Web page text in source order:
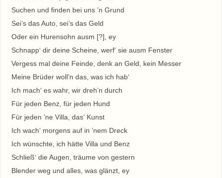
Suchen und finden bei uns ’n Grund
Sei’s das Auto, sei’s das Geld
Oder ein Hurensohn ausm [?], ey
Schnapp‘ dir deine Scheine, werf‘ sie ausm Fenster
Vergess mal deine Feinde, denk an Geld, kein Messer
Meine Brüder woll’n das, was ich hab‘
Ich mach‘ es wahr, wir dreh’n durch
Für jeden Benz, für jeden Hund
Für jeden ’ne Villa, das‘ Kunst
Ich wach‘ morgens auf in ’nem Dreck
Ich wünschte, ich hätte Villa und Benz
Schließ‘ die Augen, träume von gestern
Blender weg und alles, was glänzt, ey